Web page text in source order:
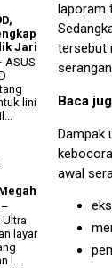
laporam
tersebut
Baca
Dampak
awal
Jari
ASUS
lini
layar
l...